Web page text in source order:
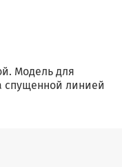
Модель для
спущенной линией